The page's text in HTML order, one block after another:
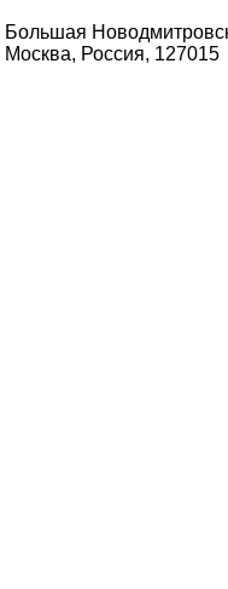
Большая
Москва, Россия, 127015